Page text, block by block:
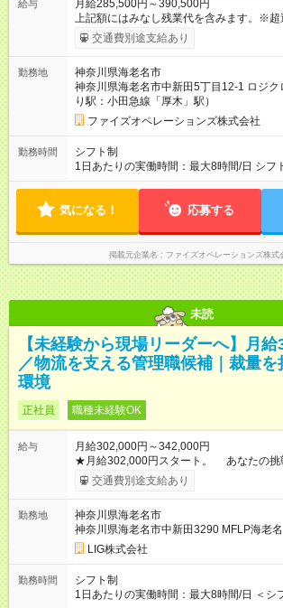
給与
月給285,500円～390,500円
上記額にはみなし残業代を含みます。※超
ます。 みなし残業代 44,000円 ～ 60,000
間 25時間／月 ・能力や経験などを考慮し
す。 ・超過分は全額支給します。 2年連続
を行っており、まだまだ規模拡大を進めておりま
間】試用期間あり 試用期間の長さ：3ヶ月
採用時と同じです。
交通費別途支給あり
勤務地
神奈川県海老名市
神奈川県海老名市中新田5丁目12-1 ロジ
り駅：小田急線「厚木」駅）
ファイズオペレーションズ株式会社
勤務時間
シフト制
1日あたりの実働時間：最大8時間/日 シフ
勤 8:00～19:00 夜勤 19:00～翌6:00 ※日勤/夜勤混在のシフト
お伺いしております ご家庭の事情等によ
気になる！ 応募する
掲載元企業名 ファイズオペレーションズ株式
未読
【未経験から現場リーダーへ】月
／物流を支える管理職候補｜裁量を
環境
正社員 職種未経験OK
給与
月給302,000円～342,000円
★月給302,000円スタート。 あなたの挑戦
成果は昇給・昇格で 正当に評価します。 ★資格取得支援あり
（フォークリフト免許など） 【試用期間】試用期間あり 試用
交通費別途支給あり
勤務地
神奈川県海老名市
神奈川県海老名市中新田3290 MFLP海老名
LIG株式会社
勤務時間
シフト制
1日あたりの実働時間：最大8時間/日 ＜シ